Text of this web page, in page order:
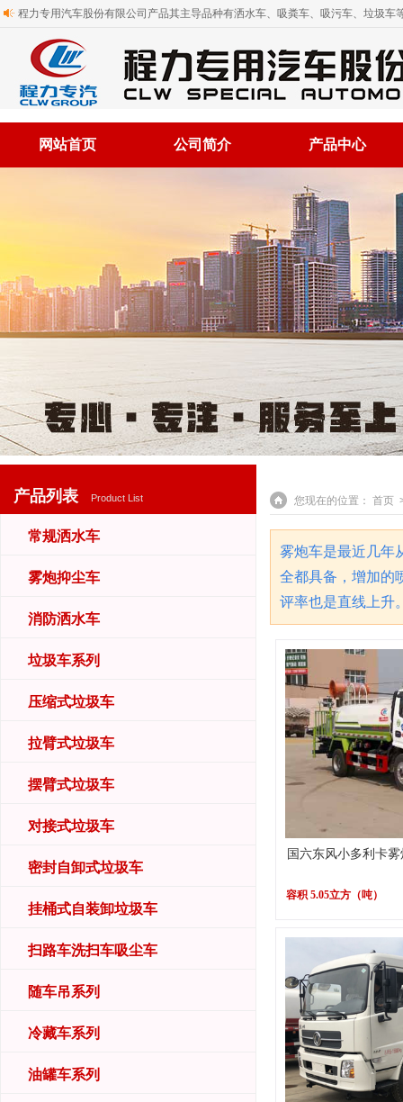
程力专用汽车股份有限公司产品其主导品种有洒水车、吸粪车、吸污车、垃圾车
网站首页 公司简介 产品中心
产品列表 Product List
常规洒水车
雾炮抑尘车
消防洒水车
垃圾车系列
压缩式垃圾车
拉臂式垃圾车
摆臂式垃圾车
对接式垃圾车
密封自卸式垃圾车
挂桶式自装卸垃圾车
扫路车洗扫车吸尘车
随车吊系列
冷藏车系列
油罐车系列
您现在的位置： 首页
雾炮车是最近几年
全都具备 ，增加
评率也是直线上升
国六东风小多利卡
容积 5.05立方（吨）